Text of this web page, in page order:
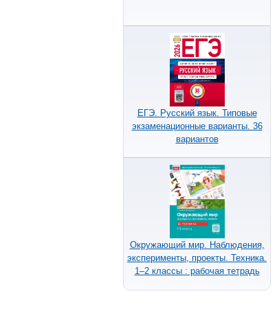
ЕГЭ. Русский язык. Типовые
экзаменационные варианты. 36
вариантов
Окружающий мир. Наблюдения,
эксперименты, проекты. Техника.
1–2 классы : рабочая тетрадь